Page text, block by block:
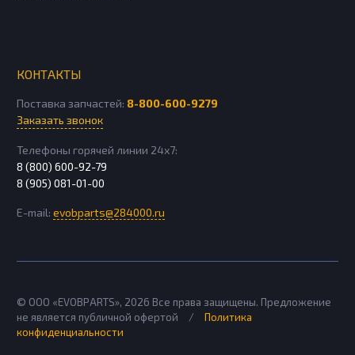
КОНТАКТЫ
Поставка запчастей: 8-800-600-9279
Заказать звонок
Телефоны горячей линии 24х7:
8 (800) 600-92-79
8 (905) 081-01-00
E-mail: evobparts@284000.ru
© ООО «EVOBPARTS», 2026 Все права защищены. Предложение
не является публичной офертой
/
Политика
конфиденциальности